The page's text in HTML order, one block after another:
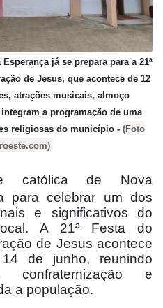
já se prepara para a 21ª
de Jesus, que acontece de 12
atrações musicais, almoço
a programação de uma
religiosas do município - (Foto
católica de Nova
para celebrar um dos
e significativos do
A 21ª Festa do
de Jesus acontece
de junho, reunindo
e
a população.